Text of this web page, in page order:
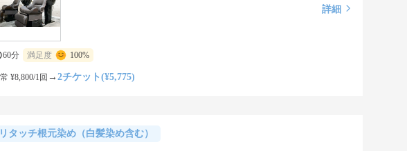
詳細
60分 満足度 100%
¥8,800/1回 → 2チケット(¥5,775)
タッチ根元染め（白髪染め含む）